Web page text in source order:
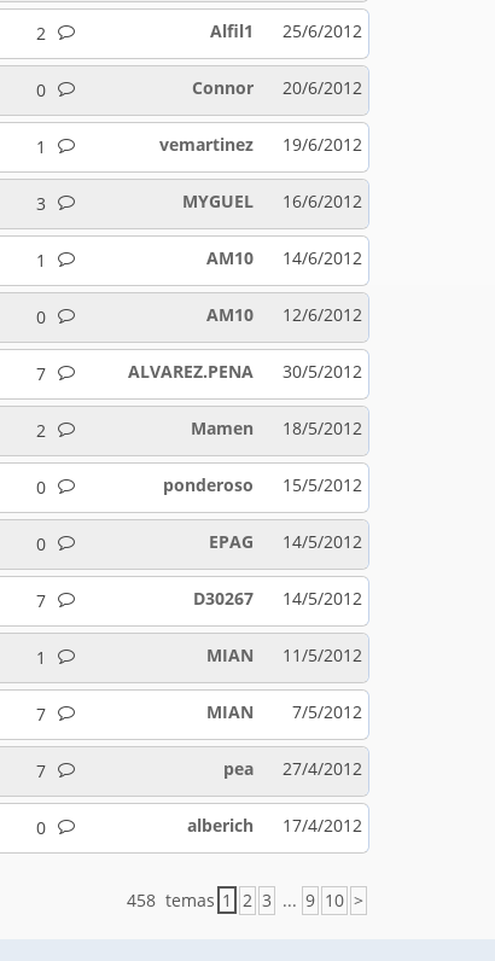
2 25/6/2012
Alfil1
0 20/6/2012
Connor
1 19/6/2012
vemartinez
3 16/6/2012
MYGUEL
1 14/6/2012
AM10
0 12/6/2012
AM10
7 30/5/2012
ALVAREZ.PENA
2 18/5/2012
Mamen
0 15/5/2012
ponderoso
0 14/5/2012
EPAG
7 14/5/2012
D30267
1 11/5/2012
MIAN
7 7/5/2012
MIAN
7 27/4/2012
pea
0 17/4/2012
alberich
458 temas 1 2 3 ... 9 10 >